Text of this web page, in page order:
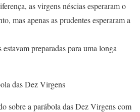
as virgens néscias esperaram o
mas apenas as prudentes esperaram a
preparadas para uma longa
das Dez Virgens
sobre a parábola das Dez Virgens com